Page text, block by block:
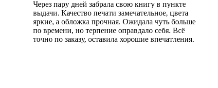
Через пару дней забрала свою книгу в пункте
выдачи. Качество печати замечательное, цвета
яркие, а обложка прочная. Ожидала чуть больше
по времени, но терпение оправдало себя. Всё
точно по заказу, оставила хорошие впечатления.